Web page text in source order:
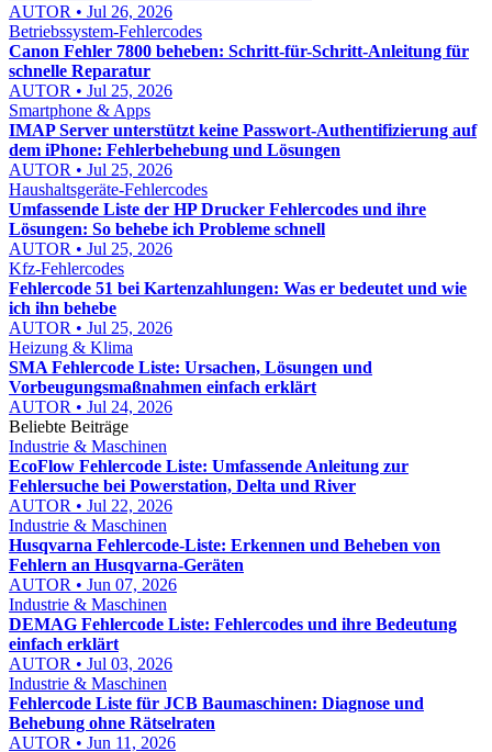
AUTOR • Jul 26, 2026
Betriebssystem-Fehlercodes
Canon Fehler 7800 beheben: Schritt-für-Schritt-Anleitung für
schnelle Reparatur
AUTOR • Jul 25, 2026
Smartphone & Apps
IMAP Server unterstützt keine Passwort-Authentifizierung auf
dem iPhone: Fehlerbehebung und Lösungen
AUTOR • Jul 25, 2026
Haushaltsgeräte-Fehlercodes
Umfassende Liste der HP Drucker Fehlercodes und ihre
Lösungen: So behebe ich Probleme schnell
AUTOR • Jul 25, 2026
Kfz-Fehlercodes
Fehlercode 51 bei Kartenzahlungen: Was er bedeutet und wie
ich ihn behebe
AUTOR • Jul 25, 2026
Heizung & Klima
SMA Fehlercode Liste: Ursachen, Lösungen und
Vorbeugungsmaßnahmen einfach erklärt
AUTOR • Jul 24, 2026
Beliebte Beiträge
Industrie & Maschinen
EcoFlow Fehlercode Liste: Umfassende Anleitung zur
Fehlersuche bei Powerstation, Delta und River
AUTOR • Jul 22, 2026
Industrie & Maschinen
Husqvarna Fehlercode-Liste: Erkennen und Beheben von
Fehlern an Husqvarna-Geräten
AUTOR • Jun 07, 2026
Industrie & Maschinen
DEMAG Fehlercode Liste: Fehlercodes und ihre Bedeutung
einfach erklärt
AUTOR • Jul 03, 2026
Industrie & Maschinen
Fehlercode Liste für JCB Baumaschinen: Diagnose und
Behebung ohne Rätselraten
AUTOR • Jun 11, 2026